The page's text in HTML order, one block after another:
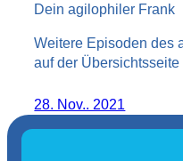
Dein agilophiler Frank
Weitere Episoden des
auf der Übersichtsseite
28. Nov.. 2021